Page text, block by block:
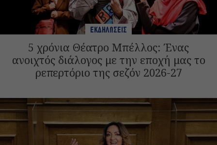
ΕΚΔΗΛΩΣΕΙΣ
5 χρόνια Θέατρο Μπέλλος: Ένας
ανοιχτός διάλογος με την εποχή μας το
ρεπερτόριο της σεζόν 2026-27